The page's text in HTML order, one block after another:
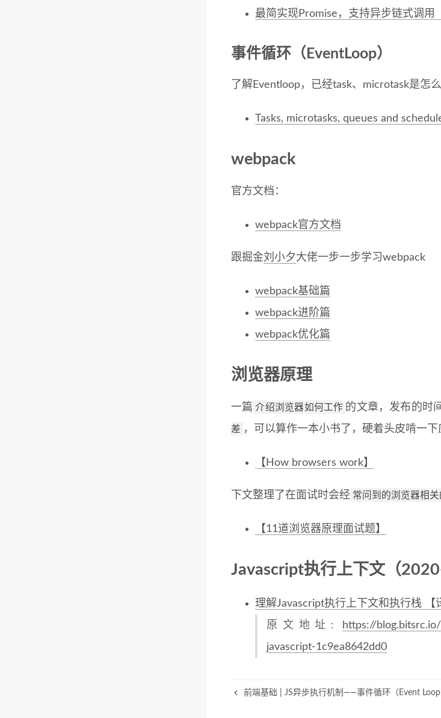
最简实现Promise，支持异步链式调用
事件循环（EventLoop）
了解Eventloop，已经task、microtask是怎
Tasks, microtasks, queues and
webpack
官方文档：
webpack官方文档
跟掘金刘小夕大佬一步一步学习webpack
webpack基础篇
webpack进阶篇
webpack优化篇
浏览器原理
一篇 介绍浏览器如何工作 的文章，发布的时
差 ，可以算作一本小书了，硬着头皮啃一下
【How browsers work】
下文整理了在面试时会经 常问到的浏览器相
【11道浏览器原理面试题】
Javascript执行上下文（
理解Javascript执行上下文和执行栈 【
原文地址:
https://
javascript-1c9ea8642dd0
前端基础 | JS异步执行机制——事件循环（Event Loop